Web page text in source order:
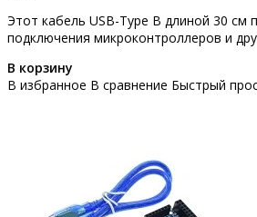
Этот кабель USB-Type B длиной 30 см
подключения микроконтроллеров и
В корзину
В избранное В сравнение Быстрый